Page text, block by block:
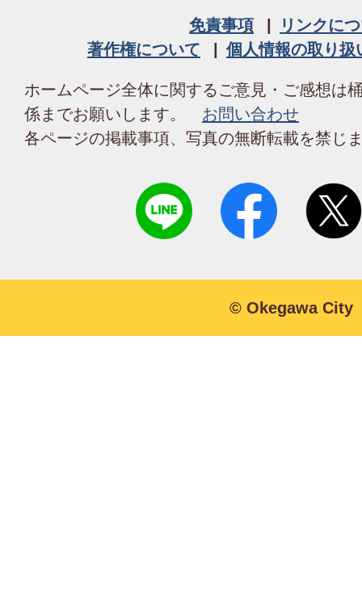
免責事項
リンクに
著作権について
個人情報の取り扱
ホームページ全体に関するご意見・ご感想は
係までお願いします。 お問い合わせ
各ページの掲載事項、写真の無断転載を禁じ
© Okegawa City